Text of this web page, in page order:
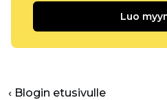
Luo
‹ Blogin etusivulle